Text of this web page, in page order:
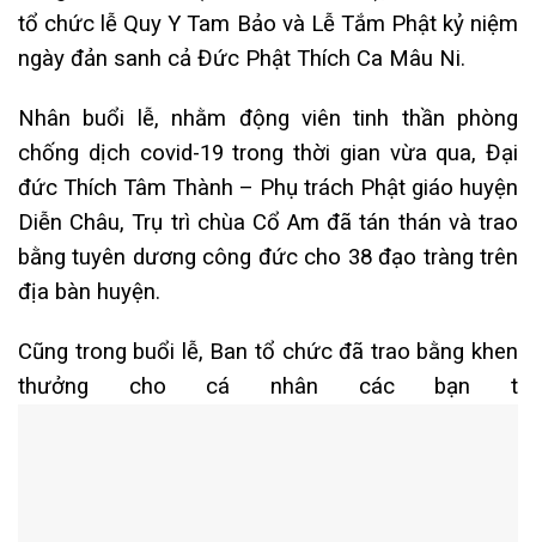
tổ chức lễ Quy Y Tam Bảo và Lễ Tắm Phật kỷ niệm
ngày đản sanh cả Đức Phật Thích Ca Mâu Ni.
Nhân buổi lễ, nhằm động viên tinh thần phòng
chống dịch covid-19 trong thời gian vừa qua, Đại
đức Thích Tâm Thành – Phụ trách Phật giáo huyện
Diễn Châu, Trụ trì chùa Cổ Am đã tán thán và trao
bằng tuyên dương công đức cho 38 đạo tràng trên
địa bàn huyện.
Cũng trong buổi lễ, Ban tổ chức đã trao bằng khen
thưởng cho cá nhân các bạn t